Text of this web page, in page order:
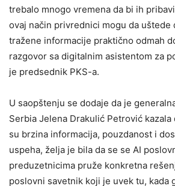
trebalo mnogo vremena da bi ih
ovaj način privrednici mogu da uštede
tražene informacije praktično odmah
razgovor sa digitalnim asistentom za
je predsednik PKS-a.
U saopštenju se dodaje da je
Serbia Jelena Drakulić Petrović
su brzina informacija, pouzdanost i
uspeha, želja je bila da se se AI
preduzetnicima pruže konkretna
poslovni savetnik koji je uvek tu, kada